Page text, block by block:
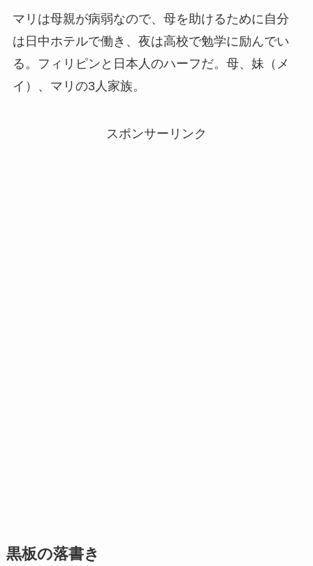
マリは母親が病弱なので、母を助けるために自分
は日中ホテルで働き、夜は高校で勉学に励んでい
る。フィリピンと日本人のハーフだ。母、妹（メ
イ）、マリの3人家族。
スポンサーリンク
黒板の落書き